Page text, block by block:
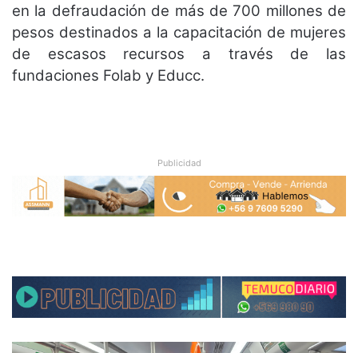
en la defraudación de más de 700 millones de
pesos destinados a la capacitación de mujeres
de escasos recursos a través de las
fundaciones Folab y Educc.
Publicidad